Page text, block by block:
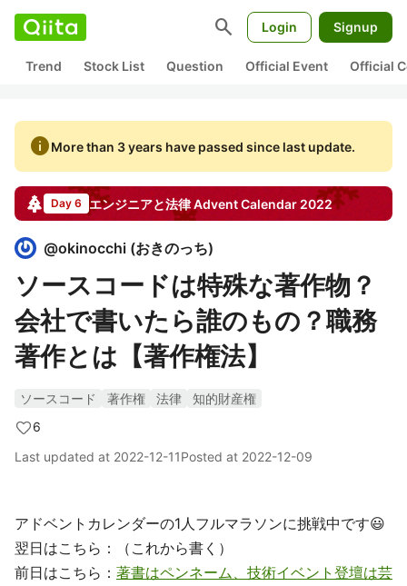
search Login Signup
Trend Stock List Question Official Event Official
infoMore than 3 years have passed since last update.
Day 6 エンジニアと法律Advent Calendar 2022
@okinocchi (おきのっち)
ソースコードは特殊な著作物？
会社で書いたら誰のもの？職務
著作とは【著作権法】
ソースコード 著作権 法律
知的財産権
6
Last updated at 2022-12-11Posted at 2022-12-09
アドベントカレンダーの1人フルマラソンに挑戦中です😃
翌日はこちら：（これから書く）
前日はこちら： 著書はペンネーム、技術イベント登壇は芸